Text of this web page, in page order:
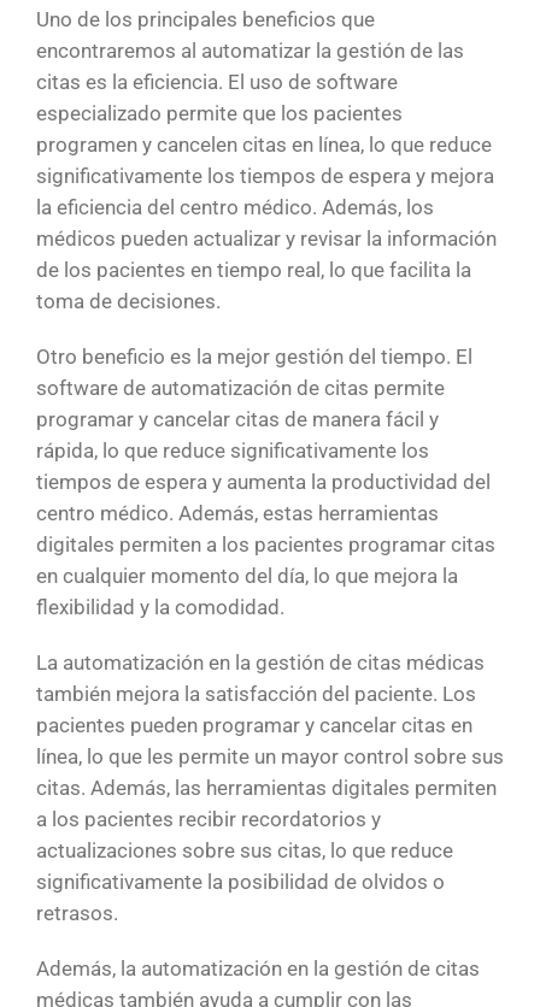
Uno de los principales beneficios que
encontraremos al automatizar la gestión de las
citas es la eficiencia. El uso de software
especializado permite que los pacientes
programen y cancelen citas en línea, lo que reduce
significativamente los tiempos de espera y mejora
la eficiencia del centro médico. Además, los
médicos pueden actualizar y revisar la información
de los pacientes en tiempo real, lo que facilita la
toma de decisiones.
Otro beneficio es la mejor gestión del tiempo. El
software de automatización de citas permite
programar y cancelar citas de manera fácil y
rápida, lo que reduce significativamente los
tiempos de espera y aumenta la productividad del
centro médico. Además, estas herramientas
digitales permiten a los pacientes programar citas
en cualquier momento del día, lo que mejora la
flexibilidad y la comodidad.
La automatización en la gestión de citas médicas
también mejora la satisfacción del paciente. Los
pacientes pueden programar y cancelar citas en
línea, lo que les permite un mayor control sobre sus
citas. Además, las herramientas digitales permiten
a los pacientes recibir recordatorios y
actualizaciones sobre sus citas, lo que reduce
significativamente la posibilidad de olvidos o
retrasos.
Además, la automatización en la gestión de citas
médicas también ayuda a cumplir con las